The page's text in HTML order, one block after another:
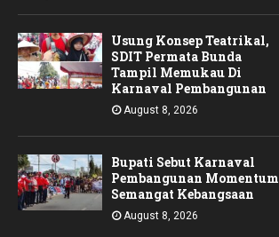
Usung Konsep Teatrikal,
SDIT Permata Bunda
Tampil Memukau Di
Karnaval Pembangunan
August 8, 2026
Bupati Sebut Karnaval
Pembangunan Momentum
Semangat Kebangsaan
August 8, 2026